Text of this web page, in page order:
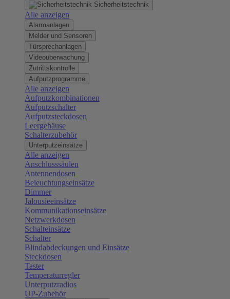
Sicherheitstechnik
Alle anzeigen
Alarmanlagen
Melder und Sensoren
Türsprechanlagen
Videoüberwachung
Zutrittskontrolle
Aufputzprogramme
Alle anzeigen
Aufputzkombinationen
Aufputzschalter
Aufputzsteckdosen
Leergehäuse
Schalterzubehör
Unterputzeinsätze
Alle anzeigen
Anschlusssäulen
Antennendosen
Beleuchtungseinsätze
Dimmer
Jalousieeinsätze
Kommunikationseinsätze
Netzwerkdosen
Schalteinsätze
Schalter
Blindabdeckungen und Einsätze
Steckdosen
Taster
Temperaturregler
Unterputzradios
UP-Zubehör